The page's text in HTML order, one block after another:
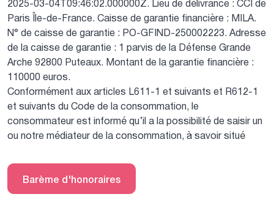
2025-03-04T09:46:02.000000Z. Lieu de délivrance : CCI de
Paris Île-de-France. Caisse de garantie financière : MILA.
N° de caisse de garantie : PO-GFIND-250002223. Adresse
de la caisse de garantie : 1 parvis de la Défense Grande
Arche 92800 Puteaux. Montant de la garantie financière :
110000 euros.
Conformément aux articles L611-1 et suivants et R612-1
et suivants du Code de la consommation, le
consommateur est informé qu’il a la possibilité de saisir un
ou notre médiateur de la consommation, à savoir situé
Barème d'honoraires